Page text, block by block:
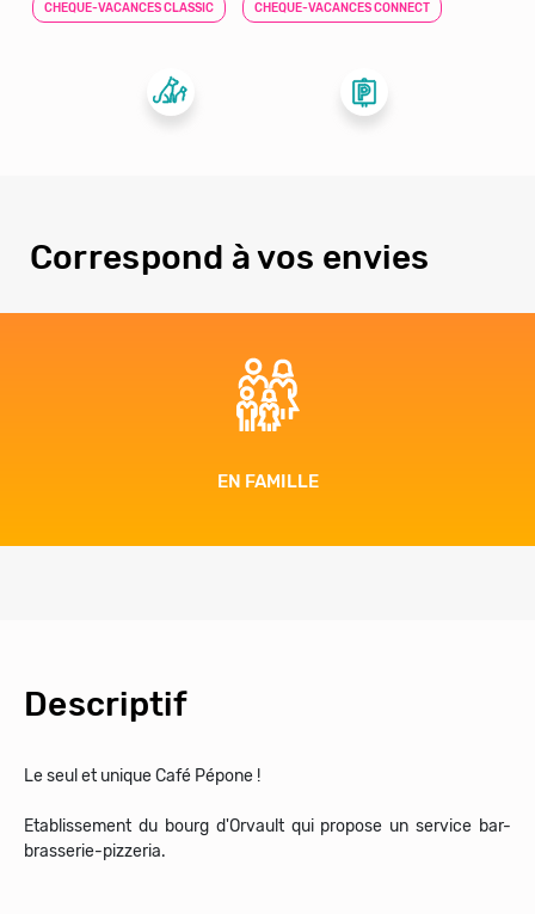
CHEQUE-VACANCES CLASSIC CHEQUE-VACANCES CONNECT
Correspond à vos envies
EN FAMILLE
Descriptif
Le seul et unique Café Pépone !
Etablissement du bourg d'Orvault qui propose un service bar-